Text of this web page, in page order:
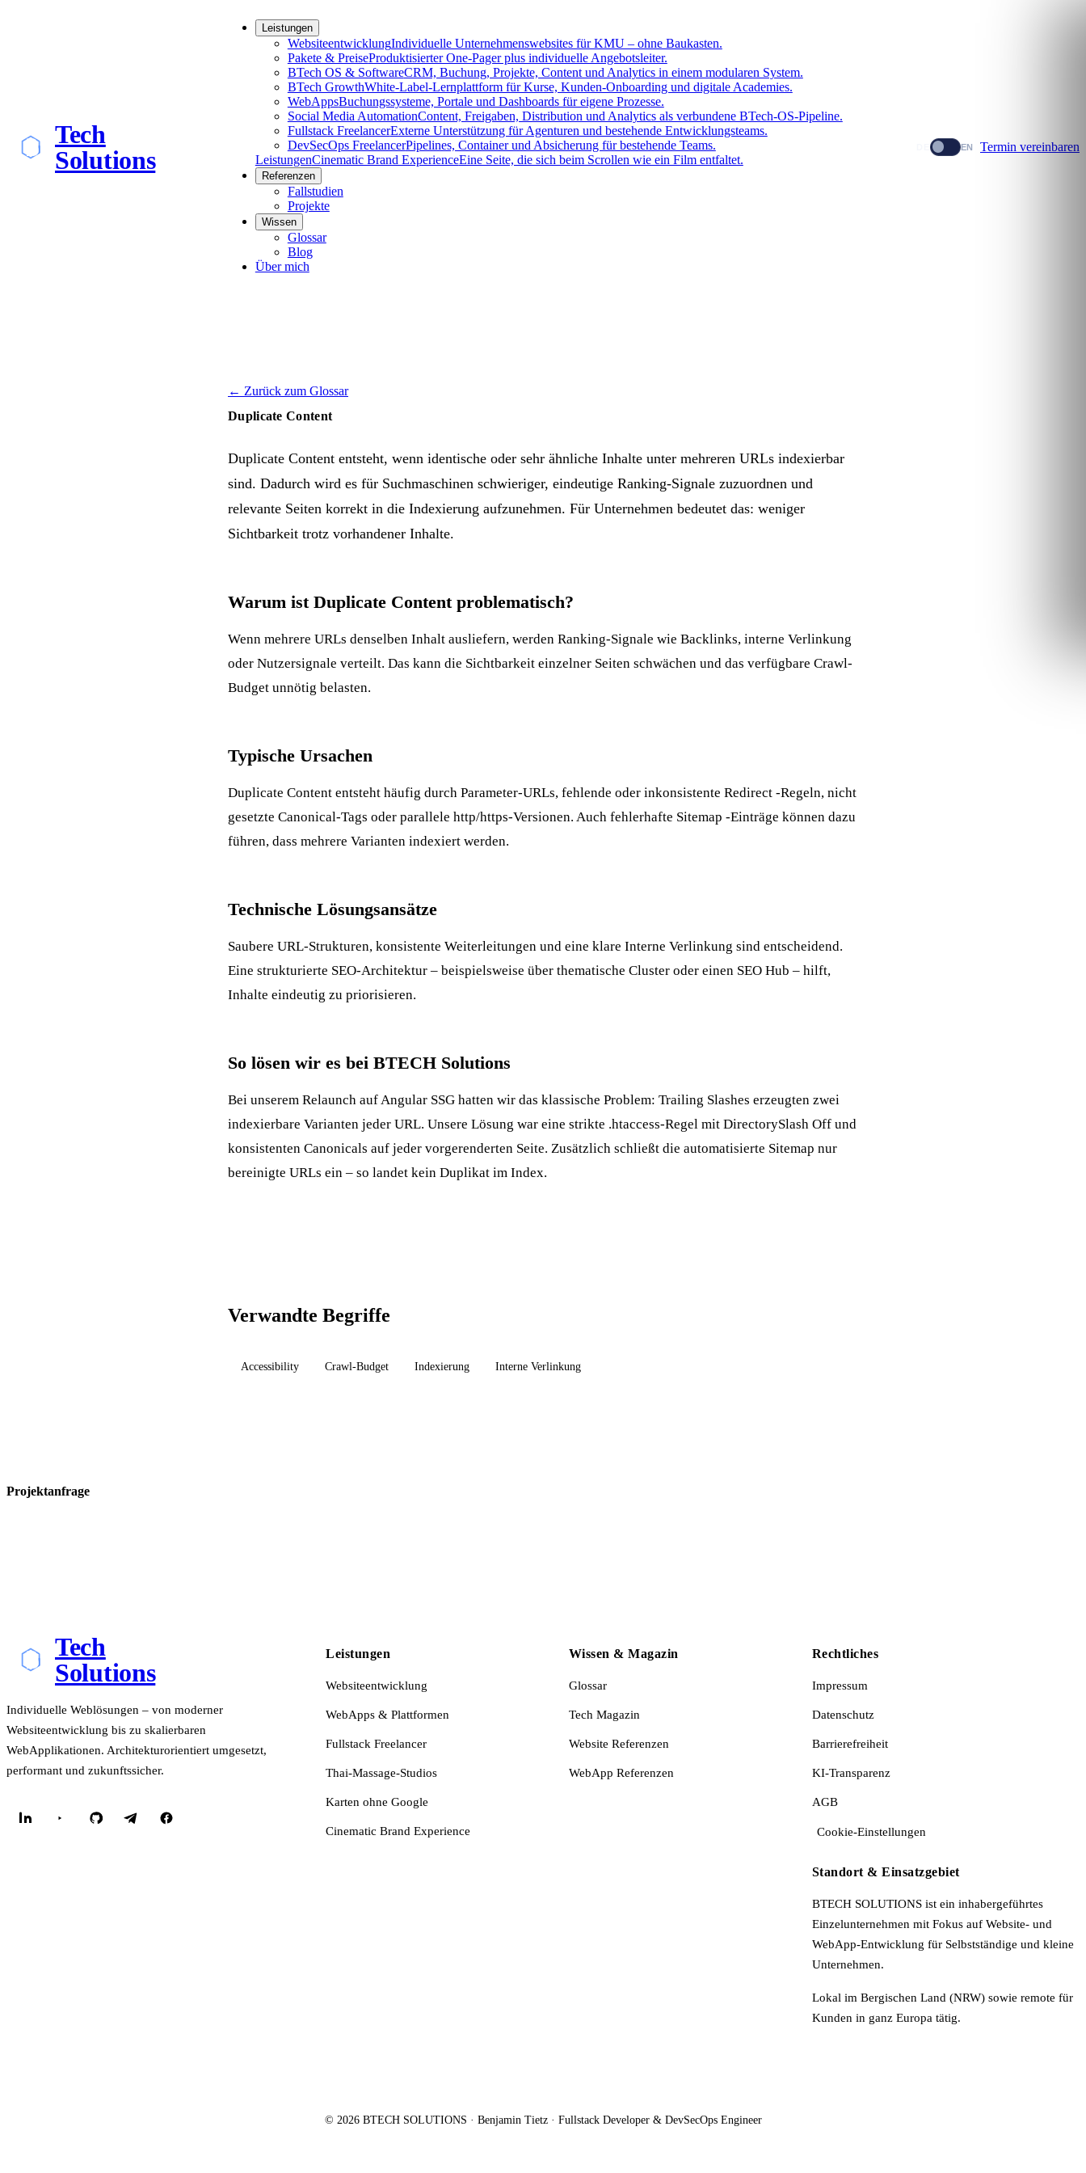
Tech
Solutions
Leistungen
WebsiteentwicklungIndividuelle Unternehmenswebsites für KMU – ohne Baukasten.
Pakete & PreiseProduktisierter One-Pager plus individuelle Angebotsleiter.
BTech OS & SoftwareCRM, Buchung, Projekte, Content und Analytics in einem modularen System.
BTech GrowthWhite-Label-Lernplattform für Kurse, Kunden-Onboarding und digitale Academies.
WebAppsBuchungssysteme, Portale und Dashboards für eigene Prozesse.
Social Media AutomationContent, Freigaben, Distribution und Analytics als verbundene BTech-OS-Pipeline.
Fullstack FreelancerExterne Unterstützung für Agenturen und bestehende Entwicklungsteams.
DevSecOps FreelancerPipelines, Container und Absicherung für bestehende Teams.
LeistungenCinematic Brand ExperienceEine Seite, die sich beim Scrollen wie ein Film entfaltet.
Referenzen
Fallstudien
Projekte
Wissen
Glossar
Blog
Über mich
EN Termin vereinbaren
← Zurück zum Glossar
Duplicate Content
Duplicate Content entsteht, wenn identische oder sehr ähnliche Inhalte unter mehreren URLs indexierbar
sind. Dadurch wird es für Suchmaschinen schwieriger, eindeutige Ranking-Signale zuzuordnen und
relevante Seiten korrekt in die Indexierung aufzunehmen. Für Unternehmen bedeutet das: weniger
Sichtbarkeit trotz vorhandener Inhalte.
Warum ist Duplicate Content problematisch?
Wenn mehrere URLs denselben Inhalt ausliefern, werden Ranking-Signale wie Backlinks, interne Verlinkung
oder Nutzersignale verteilt. Das kann die Sichtbarkeit einzelner Seiten schwächen und das verfügbare Crawl-
Budget unnötig belasten.
Typische Ursachen
Duplicate Content entsteht häufig durch Parameter-URLs, fehlende oder inkonsistente Redirect -Regeln, nicht
gesetzte Canonical-Tags oder parallele http/https-Versionen. Auch fehlerhafte Sitemap -Einträge können dazu
führen, dass mehrere Varianten indexiert werden.
Technische Lösungsansätze
Saubere URL-Strukturen, konsistente Weiterleitungen und eine klare Interne Verlinkung sind entscheidend.
Eine strukturierte SEO-Architektur – beispielsweise über thematische Cluster oder einen SEO Hub – hilft,
Inhalte eindeutig zu priorisieren.
So lösen wir es bei BTECH Solutions
Bei unserem Relaunch auf Angular SSG hatten wir das klassische Problem: Trailing Slashes erzeugten zwei
indexierbare Varianten jeder URL. Unsere Lösung war eine strikte .htaccess-Regel mit DirectorySlash Off und
konsistenten Canonicals auf jeder vorgerenderten Seite. Zusätzlich schließt die automatisierte Sitemap nur
bereinigte URLs ein – so landet kein Duplikat im Index.
Verwandte Begriffe
Accessibility Crawl-Budget Indexierung Interne Verlinkung
Projektanfrage
Tech
Solutions
Individuelle Weblösungen – von moderner
Websiteentwicklung bis zu skalierbaren
WebApplikationen. Architekturorientiert umgesetzt,
performant und zukunftssicher.
Leistungen
Websiteentwicklung
WebApps & Plattformen
Fullstack Freelancer
Thai-Massage-Studios
Karten ohne Google
Cinematic Brand Experience
Wissen & Magazin
Glossar
Tech Magazin
Website Referenzen
WebApp Referenzen
Rechtliches
Impressum
Datenschutz
Barrierefreiheit
KI-Transparenz
AGB
Cookie-Einstellungen
Standort & Einsatzgebiet
BTECH SOLUTIONS ist ein inhabergeführtes
Einzelunternehmen mit Fokus auf Website- und
WebApp-Entwicklung für Selbstständige und kleine
Unternehmen.
Lokal im Bergischen Land (NRW) sowie remote für
Kunden in ganz Europa tätig.
© 2026 BTECH SOLUTIONS · Benjamin Tietz · Fullstack Developer & DevSecOps Engineer